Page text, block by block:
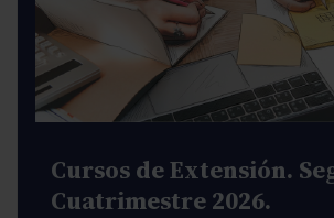
Cursos de Extensión.
Cuatrimestre 2026.